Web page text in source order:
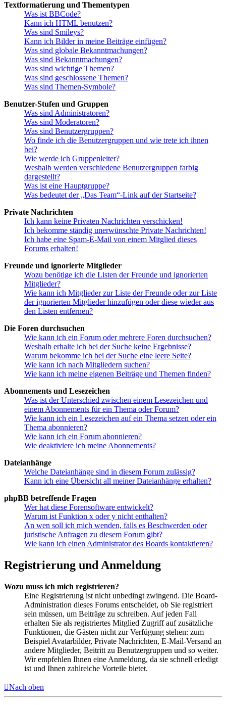
Textformatierung und Thementypen
Was ist BBCode?
Kann ich HTML benutzen?
Was sind Smileys?
Kann ich Bilder in meine Beiträge einfügen?
Was sind globale Bekanntmachungen?
Was sind Bekanntmachungen?
Was sind wichtige Themen?
Was sind geschlossene Themen?
Was sind Themen-Symbole?
Benutzer-Stufen und Gruppen
Was sind Administratoren?
Was sind Moderatoren?
Was sind Benutzergruppen?
Wo finde ich die Benutzergruppen und wie trete ich ihnen
bei?
Wie werde ich Gruppenleiter?
Weshalb werden verschiedene Benutzergruppen farbig
dargestellt?
Was ist eine Hauptgruppe?
Was bedeutet der „Das Team“-Link auf der Startseite?
Private Nachrichten
Ich kann keine Privaten Nachrichten verschicken!
Ich bekomme ständig unerwünschte Private Nachrichten!
Ich habe eine Spam-E-Mail von einem Mitglied dieses
Forums erhalten!
Freunde und ignorierte Mitglieder
Wozu benötige ich die Listen der Freunde und ignorierten
Mitglieder?
Wie kann ich Mitglieder zur Liste der Freunde oder zur Liste
der ignorierten Mitglieder hinzufügen oder diese wieder aus
den Listen entfernen?
Die Foren durchsuchen
Wie kann ich ein Forum oder mehrere Foren durchsuchen?
Weshalb erhalte ich bei der Suche keine Ergebnisse?
Warum bekomme ich bei der Suche eine leere Seite?
Wie kann ich nach Mitgliedern suchen?
Wie kann ich meine eigenen Beiträge und Themen finden?
Abonnements und Lesezeichen
Was ist der Unterschied zwischen einem Lesezeichen und
einem Abonnements für ein Thema oder Forum?
Wie kann ich ein Lesezeichen auf ein Thema setzen oder ein
Thema abonnieren?
Wie kann ich ein Forum abonnieren?
Wie deaktiviere ich meine Abonnements?
Dateianhänge
Welche Dateianhänge sind in diesem Forum zulässig?
Kann ich eine Übersicht all meiner Dateianhänge erhalten?
phpBB betreffende Fragen
Wer hat diese Forensoftware entwickelt?
Warum ist Funktion x oder y nicht enthalten?
An wen soll ich mich wenden, falls es Beschwerden oder
juristische Anfragen zu diesem Forum gibt?
Wie kann ich einen Administrator des Boards kontaktieren?
Registrierung und Anmeldung
Wozu muss ich mich registrieren?
Eine Registrierung ist nicht unbedingt zwingend. Die Board-
Administration dieses Forums entscheidet, ob Sie registriert
sein müssen, um Beiträge zu schreiben. Auf jeden Fall
erhalten Sie als registriertes Mitglied Zugriff auf zusätzliche
Funktionen, die Gästen nicht zur Verfügung stehen: zum
Beispiel Avatarbilder, Private Nachrichten, E-Mail-Versand an
andere Mitglieder, Beitritt zu Benutzergruppen und so weiter.
Wir empfehlen Ihnen eine Anmeldung, da sie schnell erledigt
ist und Ihnen zahlreiche Vorteile bietet.
Nach oben